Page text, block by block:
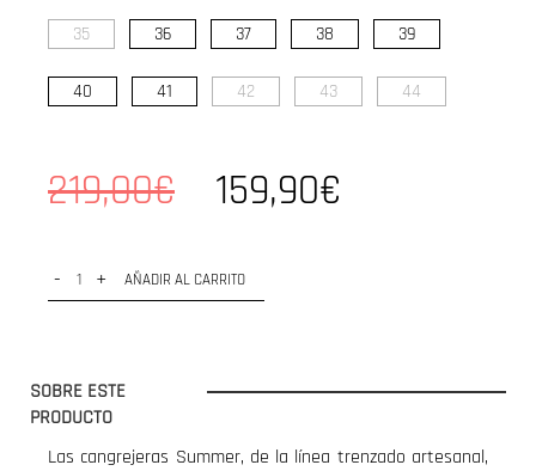
35 36 37 38 39
40 41 42 43 44
219,00€ 159,90€
- + AÑADIR AL CARRITO
SOBRE ESTE
PRODUCTO
Las cangrejeras Summer, de la línea trenzado artesanal,